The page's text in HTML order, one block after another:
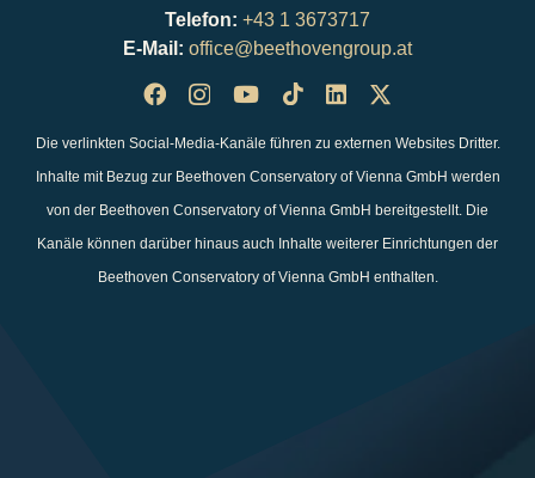
Telefon: +43 1 3673717
E-Mail: office@beethovengroup.at
Die verlinkten Social-Media-Kanäle führen zu externen Websites Dritter.
Inhalte mit Bezug zur Beethoven Conservatory of Vienna GmbH werden
von der Beethoven Conservatory of Vienna GmbH bereitgestellt. Die
Kanäle können darüber hinaus auch Inhalte weiterer Einrichtungen der
Beethoven Conservatory of Vienna GmbH enthalten.